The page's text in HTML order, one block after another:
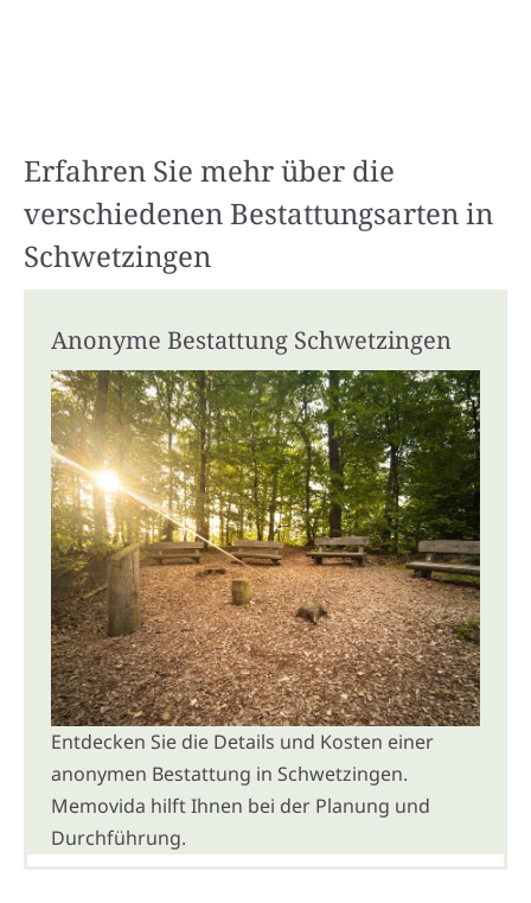
Erfahren Sie mehr über die
verschiedenen Bestattungsarten in
Schwetzingen
Anonyme Bestattung Schwetzingen
Entdecken Sie die Details und Kosten einer
anonymen Bestattung in Schwetzingen.
Memovida hilft Ihnen bei der Planung und
Durchführung.